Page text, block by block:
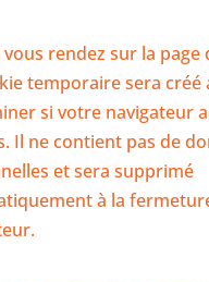
vous rendez sur la page
temporaire sera créé
si votre navigateur
Il ne contient pas de
et sera supprimé
à la